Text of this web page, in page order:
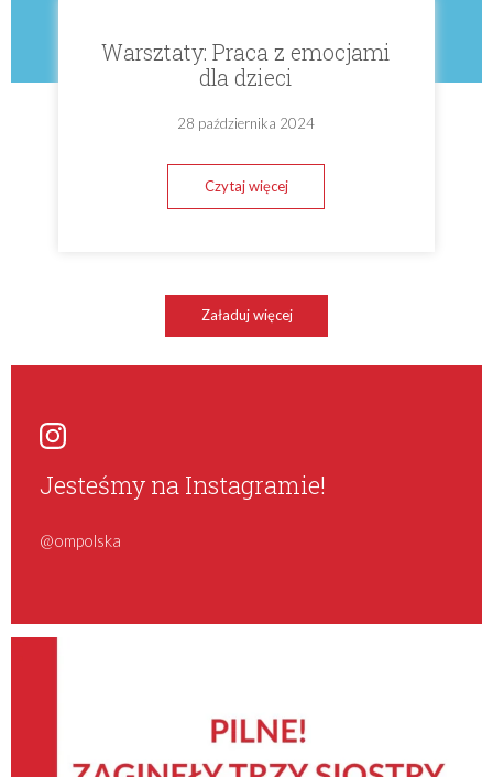
Warsztaty: Praca z emocjami
dla dzieci
28 października 2024
Czytaj więcej
Załaduj więcej
Jesteśmy na Instagramie!
@ompolska